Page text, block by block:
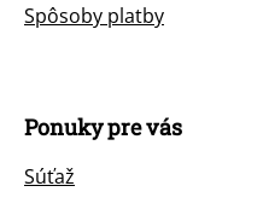
Spôsoby platby
Ponuky pre vás
Súťaž